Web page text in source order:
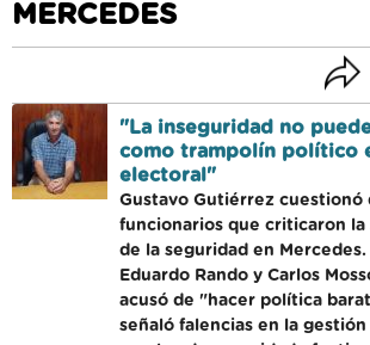
MERCEDES
"La inseguridad no
como trampolín político
electoral"
Gustavo Gutiérrez cuestionó
funcionarios que criticaron
de la seguridad en
Eduardo Rando y Carlos
acusó de "hacer política
señaló falencias en la